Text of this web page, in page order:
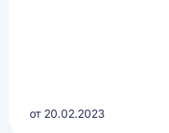
от 20.02.2023